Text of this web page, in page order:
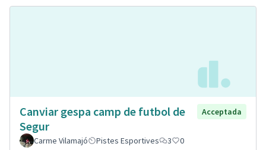
Canviar gespa camp de futbol de
Segur
Acceptada
Carme Vilamajó Pistes Esportives 3 0